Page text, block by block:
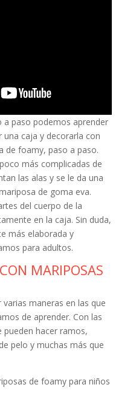
a paso podemos aprender
caja y decorarla con
de foamy, paso a paso.
más complicadas de
las alas y se le da una
de goma eva.
del cuerpo de la
en la caja. Sin duda,
más elaborada y
para adultos.
MARIPOSAS
maneras en las que
de aprender. Con las
hacer ramos,
pelo y muchas más que